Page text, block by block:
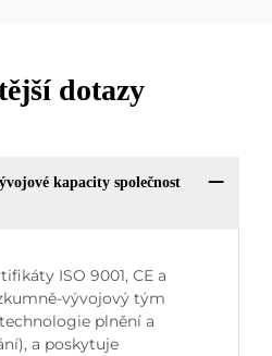
dotazy
kapacity společnost
ISO 9001, CE a
vývojový tým
plnění a
a poskytuje